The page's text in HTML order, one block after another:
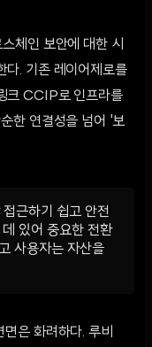
체인 보안에 대한 시
다. 기존 레이어제로를
크 CCIP로 인프라를
한 연결성을 넘어 '보
근하기 쉽고 안전
있어 중요한 전환
사용자는 자산을
은 화려하다. 루비